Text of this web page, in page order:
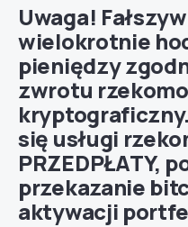
Uwaga!
wielokrotnie
pieniędzy
zwrotu
się usługi
PRZEDPŁATY,
przekazanie
aktywacji